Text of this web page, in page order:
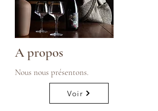
A propos
Nous nous présentons.
Voir